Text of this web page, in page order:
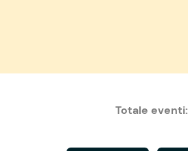
Totale eventi: